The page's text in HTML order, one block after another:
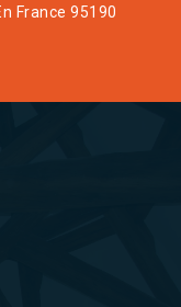
France 95190